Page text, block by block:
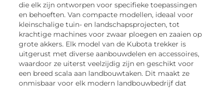
die elk zijn ontworpen voor specifieke toepassingen
en behoeften. Van compacte modellen, ideaal voor
kleinschalige tuin- en landschapsprojecten, tot
krachtige machines voor zwaar ploegen en zaaien op
grote akkers. Elk model van de Kubota trekker is
uitgerust met diverse aanbouwdelen en accessoires,
waardoor ze uiterst veelzijdig zijn en geschikt voor
een breed scala aan landbouwtaken. Dit maakt ze
onmisbaar voor elk modern landbouwbedrijf dat